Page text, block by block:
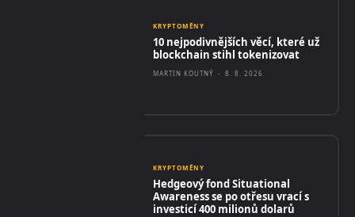
KRYPTOMĚNY
10 nejpodivnějších věcí, které už
blockchain stihl tokenizovat
MARTIN KOUTNÝ - 8. 8. 2026
KRYPTOMĚNY
Hedgeový fond Situational
Awareness se po otřesu vrací s
investicí 400 milionů dolarů